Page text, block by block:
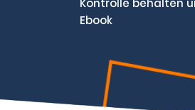
Kontrolle behalten
Ebook